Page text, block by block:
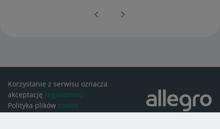
Korzystanie z serwisu oznacza
akceptację regulaminu
Polityka plików cookie